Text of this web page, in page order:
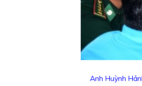
Anh Huỳnh